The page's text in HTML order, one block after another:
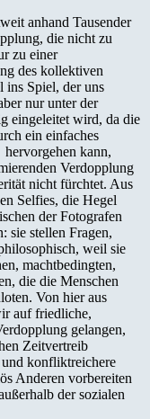
anhand Tausender
die nicht zu
zu einer
des kollektiven
ins Spiel, der uns
nur unter der
eingeleitet wird, da die
ein einfaches
kann,
Verdopplung
nicht fürchtet. Aus
Selfies, die Hegel
der Fotografen
sie stellen Fragen,
weil sie
machtbedingten,
die die Menschen
Von hier aus
auf friedliche,
gelangen,
Zeitvertreib
und konfliktreichere
Anderen vorbereiten
der sozialen